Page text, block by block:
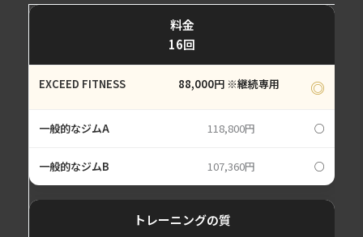
料金
16回
88,000円 ※継続専用 ◎
118,800円 ○
107,360円 ○
トレーニングの質